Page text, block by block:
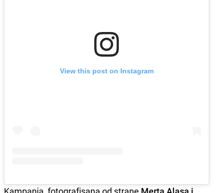
View this post on Instagram